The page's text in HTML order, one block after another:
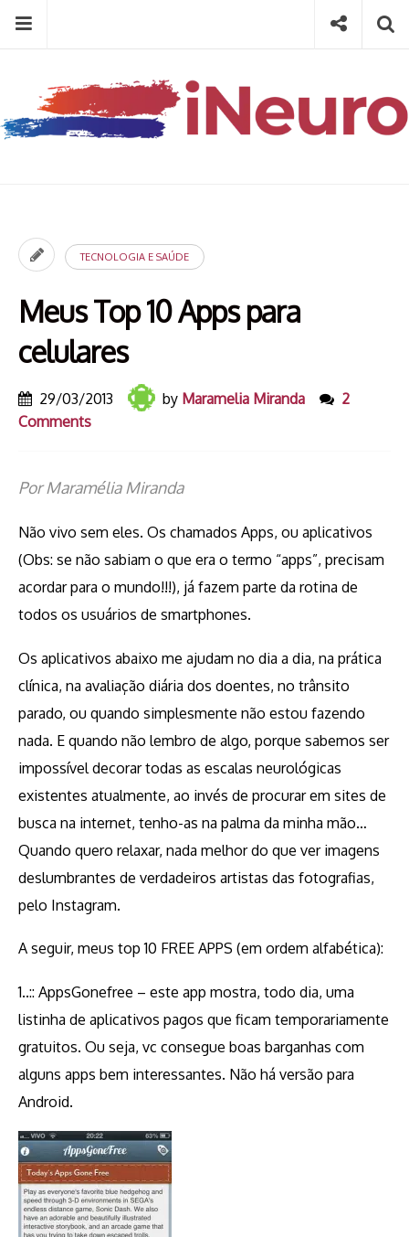
content
Menu
then
press
Type your search keyword, and press enter to search
Social
TECNOLOGIA E SAÚDE
Meus Top 10 Apps para
celulares
29/03/2013 by Maramelia Miranda
2
Comments
Por Maramélia Miranda
Não vivo sem eles. Os chamados Apps, ou aplicativos
(Obs: se não sabiam o que era o termo “apps”, precisam
acordar para o mundo!!!), já fazem parte da rotina de
todos os usuários de smartphones.
Os aplicativos abaixo me ajudam no dia a dia, na prática
clínica, na avaliação diária dos doentes, no trânsito
parado, ou quando simplesmente não estou fazendo
nada. E quando não lembro de algo, porque sabemos ser
impossível decorar todas as escalas neurológicas
existentes atualmente, ao invés de procurar em sites de
busca na internet, tenho-as na palma da minha mão…
Quando quero relaxar, nada melhor do que ver imagens
deslumbrantes de verdadeiros artistas das fotografias,
pelo Instagram.
A seguir, meus top 10 FREE APPS (em ordem alfabética):
1..:: AppsGonefree – este app mostra, todo dia, uma
listinha de aplicativos pagos que ficam temporariamente
gratuitos. Ou seja, vc consegue boas barganhas com
alguns apps bem interessantes. Não há versão para
Android.